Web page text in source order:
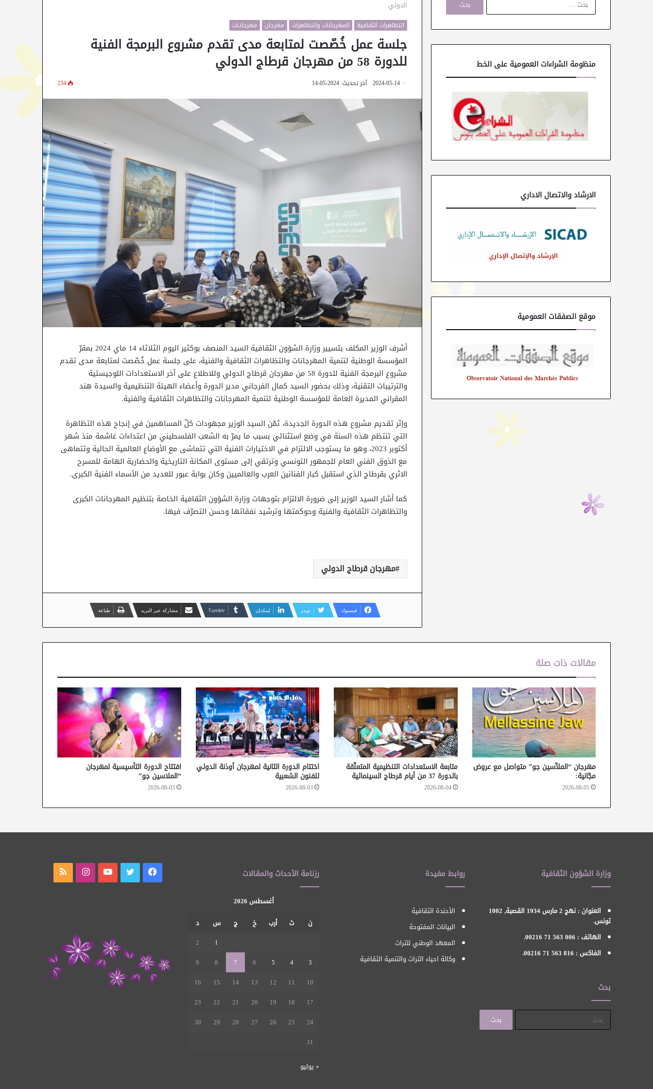
الدولي
التظاهرات الثقافية المهرجانات والتظاهرات مهرجان مهرجانـات
جلسة عمل خُصّصت لمتابعة مدى تقدم مشروع البرمجة الفنية
للدورة 58 من مهرجان قرطاج الدولي
2024-05-14 آخر تحديث: 2024-05-14 234
أشرف الوزير المكلف بتسيير وزارة الشؤون الثقافية السيد المنصف بوكثير اليوم الثلاثاء 14 ماي 2024 بمقرّ
المؤسسة الوطنية لتنمية المهرجانات والتظاهرات الثقافية والفنية، على جلسة عمل خُصّصت لمتابعة مدى تقدم
مشروع البرمجة الفنية للدورة 58 من مهرجان قرطاج الدولي وللاطلاع على آخر الاستعدادات اللوجيستية
والترتيبات التقنية، وذلك بحضور السيد كمال الفرجاني مدير الدورة وأعضاء الهيئة التنظيمية والسيدة هند
المقراني المديرة العامة للمؤسسة الوطنية لتنمية المهرجانات والتظاهرات الثقافية والفنية.
وإثر تقديم مشروع هذه الدورة الجديدة، ثمّن السيد الوزير مجهودات كلّ المساهمين في إنجاح هذه التظاهرة
التي تنتظم هذه السنة في وضع استثنائي بسبب ما يمرّ به الشعب الفلسطيني من اعتداءات غاشمة منذ شهر
أكتوبر 2023، وهو ما يستوجب الالتزام في الاختيارات الفنية التي تتماشى مع الأوضاع العالمية الحالية وتتماهى
مع الذوق الفني العام للجمهور التونسي وترتقي إلى مستوى المكانة التاريخية والحضارية الهامة للمسرح
الاثري بقرطاج الذي استقبل كبار الفنانين العرب والعالميين وكان بوابة عبور للعديد من الأسماء الفنية الكبرى.
كما أشار السيد الوزير إلى ضرورة الالتزام بتوجهات وزارة الشؤون الثقافية الخاصة بتنظيم المهرجانات الكبرى
والتظاهرات الثقافية والفنية وحوكمتها وترشيد نفقاتها وحسن التصرّف فيها.
مهرجان قرطاج الدولي
فيسبوك تويتر لينكدإن مشاركة عبر البريد طباعة
ح
ن
منظومة الشراءات العمومية على الخط
الارشاد والاتصال الاداري
موقع الصفقات العمومية
مقالات ذات صلة
مهرجان “الملاّسين جو” متواصل مع عروض
مجّانية:
2026-08-05
متابعة الاستعدادات التنظيمية المتعلّقة
بالدورة 37 من أيام قرطاج السينمائية
2026-08-04
اختتام الدورة الثانية لمهرجان أوذنة الدولي
للفنون الشعبية
2026-08-03
افتتاح الدورة التأسيسية لمهرجان
“الملاسين جو”
2026-08-03
وزارة الشؤون الثقافية
العنوان : نهج 2 مارس 1934 القصبة, 1002
تونس.
الهاتف : 006 563 71 00216.
الفاكس : 816 563 71 00216.
بحث
روابط مفيدة
الأحندة الثقافية
البيانات المفتوحة
المعهد الوطني للتراث
وكالة احياء التراث والتنمية الثقافية
رزنامة الأحداث والمقالات
أغسطس 2026
ن
ث أرب خ ج س
د
1
2
3
4
5
6
7
8
9
10
11
12
13
14
15
16
17
18
19
20
21
22
23
24
25
26
27
28
29
30
31
« يوليو
فيسبوك تويتر يوتيوب انستقرام